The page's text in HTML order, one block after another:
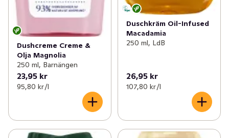
Dushcreme Creme &
Olja Magnolia
250 ml, Barnängen
23,95 kr
95,80 kr /l
Duschkräm Oil-Infused
Macadamia
250 ml, LdB
26,95 kr
107,80 kr /l